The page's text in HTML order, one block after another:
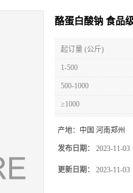
酪蛋白酸钠 食品
起订量 (公斤)
1-500
500-1000
≥1000
产地： 中国 河南郑州
发布日期： 2023-11-03
更新日期： 2023-11-03